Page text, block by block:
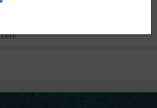
Søg videre i Historisk Arkiv Dragør
Døre